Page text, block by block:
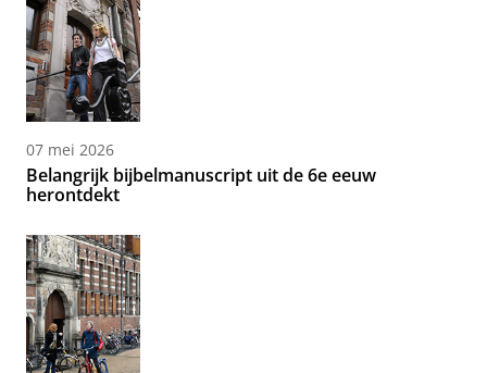
07 mei 2026
Belangrijk bijbelmanuscript uit de 6e eeuw
herontdekt